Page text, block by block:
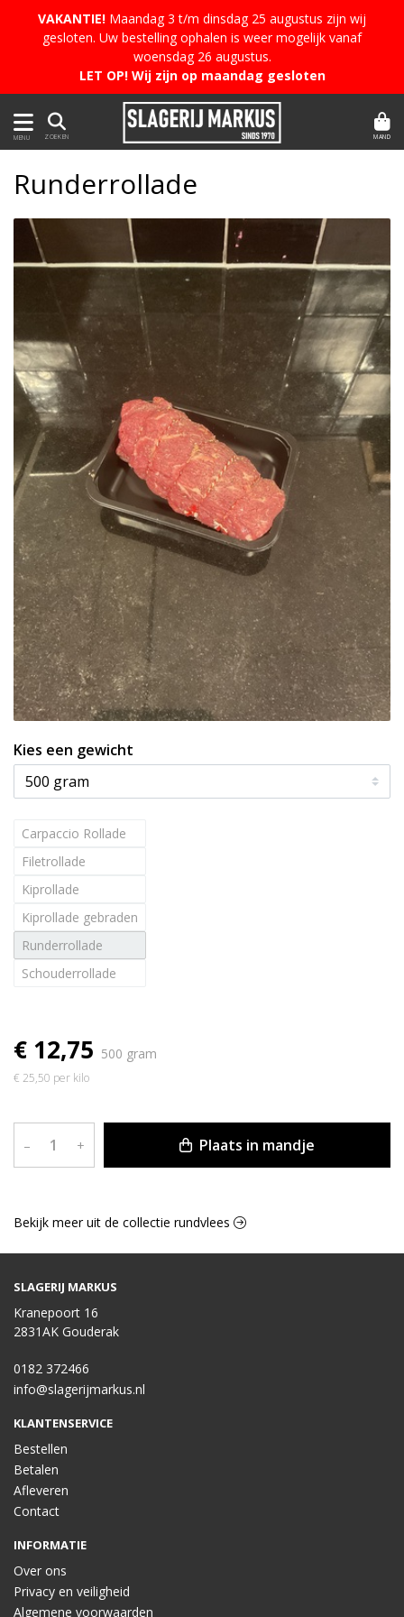
VAKANTIE! Maandag 3 t/m dinsdag 25 augustus zijn wij
gesloten. Uw bestelling ophalen is weer mogelijk vanaf
woensdag 26 augustus.
LET OP! Wij zijn op maandag gesloten
MENU ZOEKEN MAND
Runderrollade
Kies een gewicht
Carpaccio Rollade
Filetrollade
Kiprollade
Kiprollade gebraden
Runderrollade
Schouderrollade
€ 12,75 500 gram
€ 25,50 per kilo
– + Plaats in mandje
Bekijk meer uit de collectie rundvlees
SLAGERIJ MARKUS
Kranepoort 16
2831AK Gouderak
0182 372466
info@slagerijmarkus.nl
KLANTENSERVICE
Bestellen
Betalen
Afleveren
Contact
INFORMATIE
Over ons
Privacy en veiligheid
Algemene voorwaarden